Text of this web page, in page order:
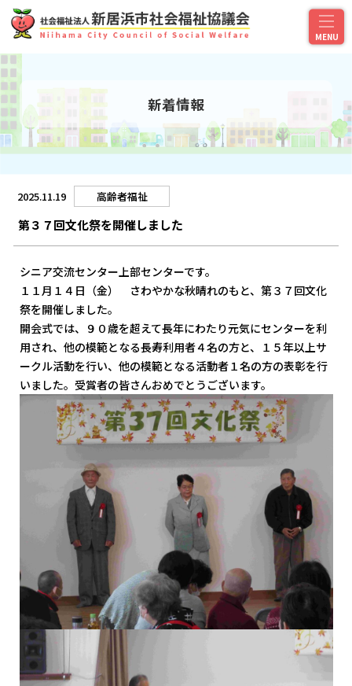
新着情報
2025.11.19 高齢者福祉
第３７回文化祭を開催しました
シニア交流センター上部センターです。
１１月１４日（金） さわやかな秋晴れのもと、第３７回文化
祭を開催しました。
開会式では、９０歳を超えて長年にわたり元気にセンターを利
用され、他の模範となる長寿利用者４名の方と、１５年以上サ
ークル活動を行い、他の模範となる活動者１名の方の表彰を行
いました。受賞者の皆さんおめでとうございます。